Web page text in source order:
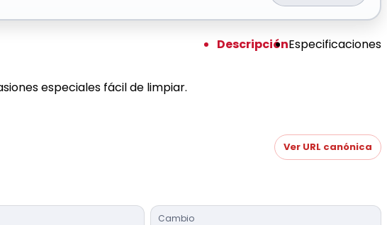
DescripciónEspecificaciones
especiales fácil de limpiar.
Ver URL canónica
Cambio